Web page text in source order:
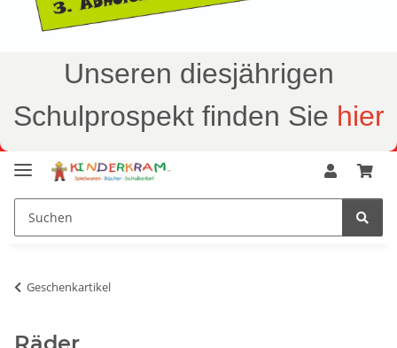
Unseren diesjährigen
Schulprospekt finden Sie hier
Geschenkartikel